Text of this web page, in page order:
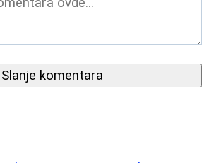
Slanje komentara